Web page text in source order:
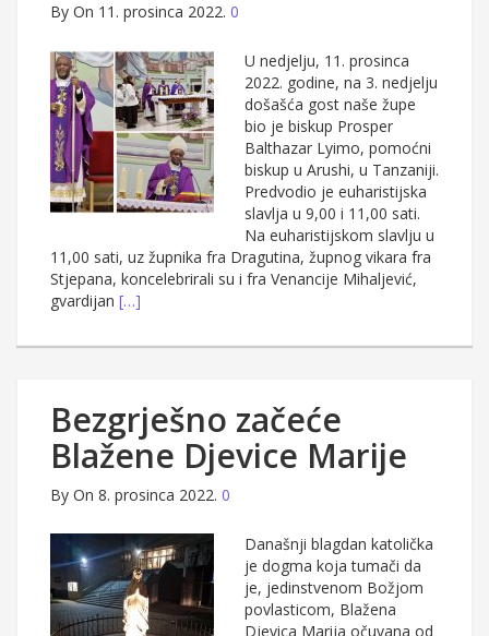
By On 11. prosinca 2022. 0
U nedjelju, 11. prosinca
2022. godine, na 3. nedjelju
došašća gost naše župe
bio je biskup Prosper
Balthazar Lyimo, pomoćni
biskup u Arushi, u Tanzaniji.
Predvodio je euharistijska
slavlja u 9,00 i 11,00 sati.
Na euharistijskom slavlju u
11,00 sati, uz župnika fra Dragutina, župnog vikara fra
Stjepana, koncelebrirali su i fra Venancije Mihaljević,
gvardijan […]
Bezgrješno začeće
Blažene Djevice Marije
By On 8. prosinca 2022. 0
Današnji blagdan katolička
je dogma koja tumači da
je, jedinstvenom Božjom
povlasticom, Blažena
Djevica Marija očuvana od